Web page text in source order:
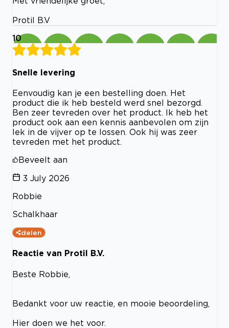
Protil B.V
10
Snelle levering
Eenvoudig kan je een bestelling doen. Het
product die ik heb besteld werd snel bezorgd.
Ben zeer tevreden over het product. Ik heb het
product ook aan een kennis aanbevolen om zijn
lek in de vijver op te lossen. Ook hij was zeer
tevreden met het product.
Beveelt aan
3 July 2026
Robbie
Schalkhaar
delen
Reactie van Protil B.V.
Beste Robbie,
Bedankt voor uw reactie, en mooie beoordeling,
Hier doen we het voor.